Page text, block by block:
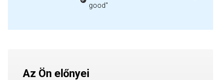
good"
Az Ön előnyei